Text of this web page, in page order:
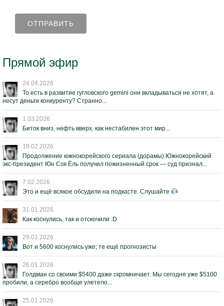
Прямой эфир
24.04.2026
То есть в развитие гугловского gemini они вкладываться не хотят, а
несут деньги конкуренту? Странно...
1.03.2026
Биток вниз, нефть вверх, как нестабилен этот мир...
19.02.2026
Продолжение южнокорейского сериала (дорамы) Южнокорейский
экс-президент Юн Сок Ёль получил пожизненный срок — суд признал...
7.02.2026
Это и ещё всякое обсудили на подкасте. Слушайте
31.01.2026
Как коснулись, так и отскочили :D
29.01.2026
Вот и 5600 коснулись уже; те ещё прогнозисты
26.01.2026
Голдман со своими $5400 даже скромничает. Мы сегодня уже $5100
пробили, а серебро вообще улетело...
25.01.2026